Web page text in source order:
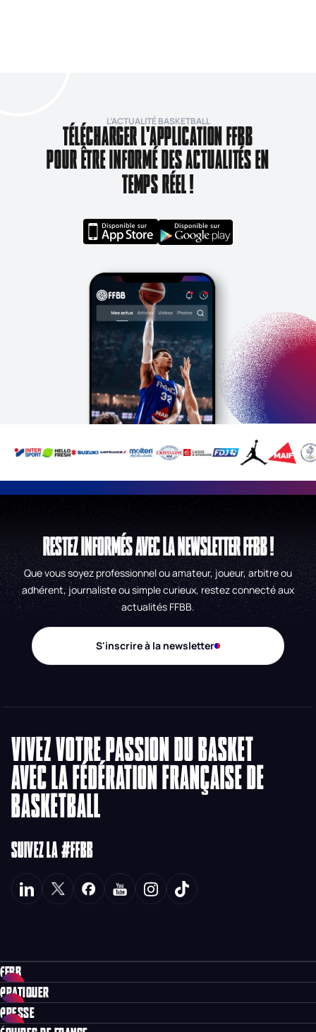
L’ACTUALITÉ BASKETBALL
TÉLÉCHARGER L'APPLICATION FFBB
POUR ÊTRE INFORMÉ DES ACTUALITÉS EN
TEMPS RÉEL !
RESTEZ INFORMÉS AVEC LA NEWSLETTER FFBB !
Que vous soyez professionnel ou amateur, joueur, arbitre ou
adhérent, journaliste ou simple curieux, restez connecté aux
actualités FFBB.
S'inscrire à la newsletter
VIVEZ VOTRE PASSION DU BASKET
AVEC LA FÉDÉRATION FRANÇAISE DE
BASKETBALL
SUIVEZ LA #FFBB
FFBB
PRATIQUER
PRESSE